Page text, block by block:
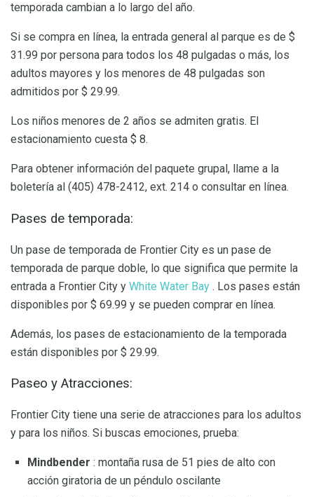
temporada cambian a lo largo del año.
Si se compra en línea, la entrada general al parque es de $
31.99 por persona para todos los 48 pulgadas o más, los
adultos mayores y los menores de 48 pulgadas son
admitidos por $ 29.99.
Los niños menores de 2 años se admiten gratis. El
estacionamiento cuesta $ 8.
Para obtener información del paquete grupal, llame a la
boletería al (405) 478-2412, ext. 214 o consultar en línea.
Pases de temporada:
Un pase de temporada de Frontier City es un pase de
temporada de parque doble, lo que significa que permite la
entrada a Frontier City y White Water Bay . Los pases están
disponibles por $ 69.99 y se pueden comprar en línea.
Además, los pases de estacionamiento de la temporada
están disponibles por $ 29.99.
Paseo y Atracciones:
Frontier City tiene una serie de atracciones para los adultos
y para los niños. Si buscas emociones, prueba:
Mindbender : montaña rusa de 51 pies de alto con
acción giratoria de un péndulo oscilante